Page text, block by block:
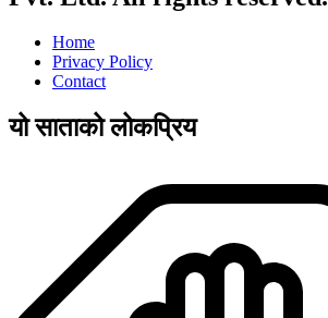
Home
Privacy Policy
Contact
यो साताको लोकप्रिय